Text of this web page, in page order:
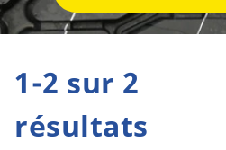
1-2 sur 2
résultats